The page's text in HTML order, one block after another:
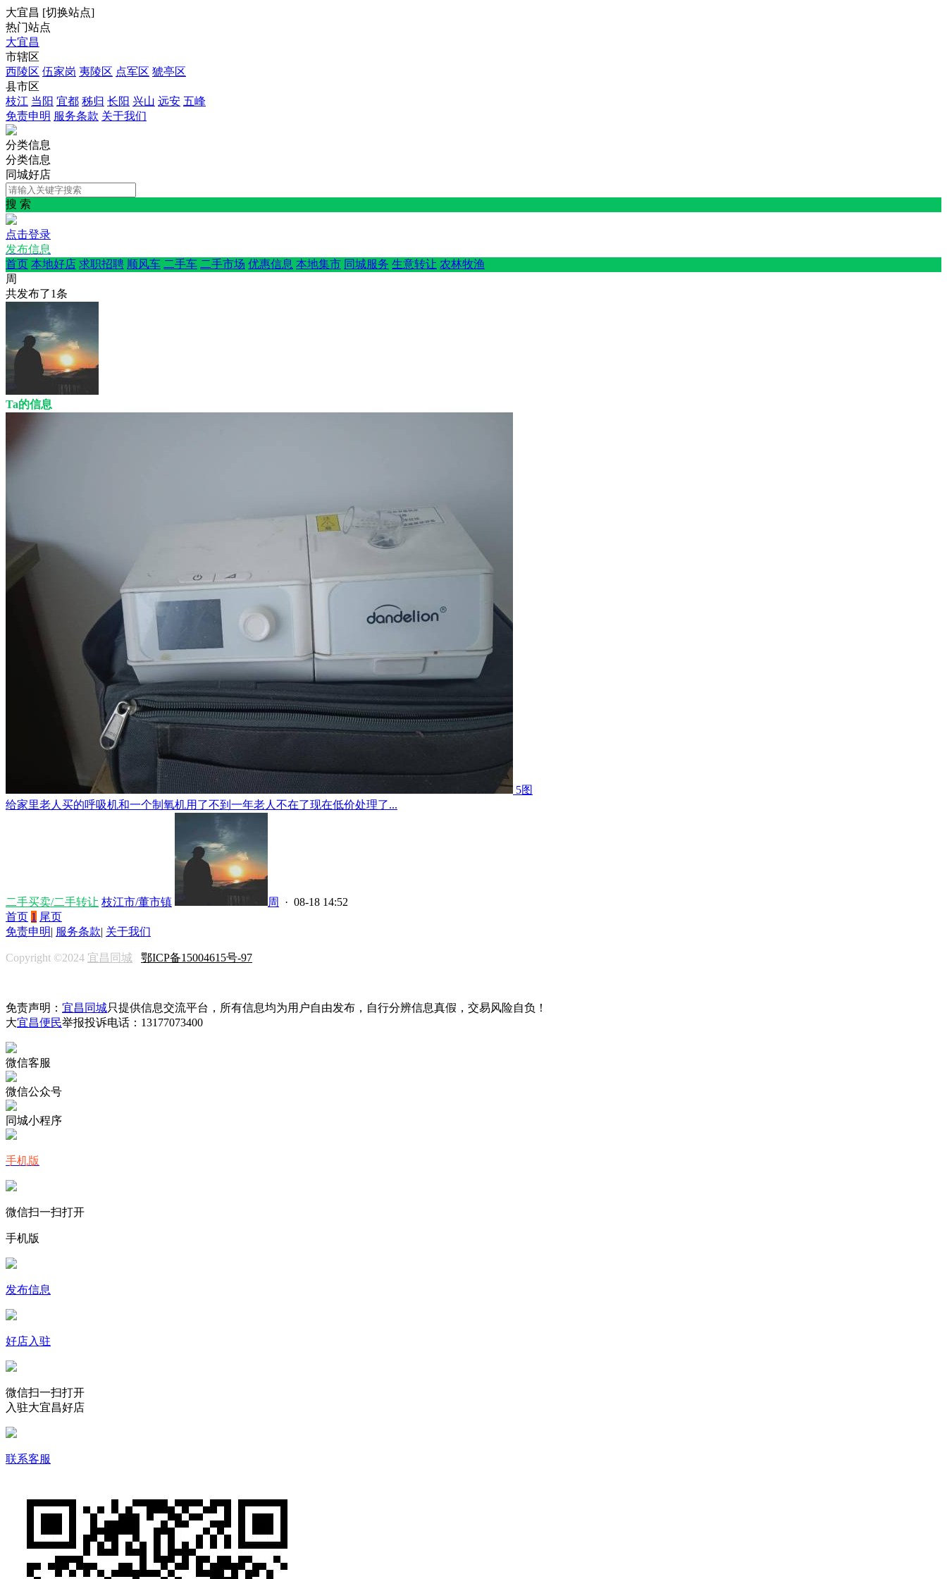
大宜昌 [切换站点]
热门站点
大宜昌
市辖区
西陵区 伍家岗 夷陵区 点军区 猇亭区
县市区
枝江 当阳 宜都 秭归 长阳 兴山 远安 五峰
免责申明 服务条款 关于我们
分类信息
分类信息
同城好店
搜 索
点击登录
发布信息
首页 本地好店 求职招聘 顺风车 二手车 二手市场 优惠信息 本地集市 同城服务 生意转让 农林牧渔
周
共发布了1条
Ta的信息
5图
给家里老人买的呼吸机和一个制氧机用了不到一年老人不在了现在低价处理了...
二手买卖/二手转让 枝江市/董市镇 周
· 08-18 14:52
首页 1 尾页
免责申明| 服务条款| 关于我们
Copyright ©2024 宜昌同城 鄂ICP备15004615号-97
免责声明： 宜昌同城只提供信息交流平台，所有信息均为用户自由发布，自行分辨信息真假，交易风险自负！
大宜昌便民举报投诉电话：13177073400
微信客服
微信公众号
同城小程序
手机版
微信扫一扫打开
手机版
发布信息
好店入驻
微信扫一扫打开
入驻大宜昌好店
联系客服